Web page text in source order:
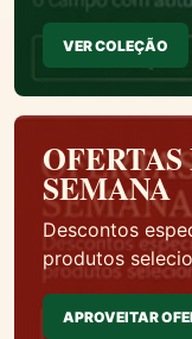
VER COLEÇÃO
OFERTAS
SEMANA
Descontos
produtos
APROVEITAR